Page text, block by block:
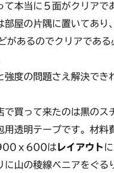
て本当に５面がクリアで
部屋の片隅に置いてあ
あるのでクリアであ
強度の問題さえ解決で
で買って来たのは黒の
透明テープです。材料
ｘ600は レイアウト
に山の稜線ベニアをぐる